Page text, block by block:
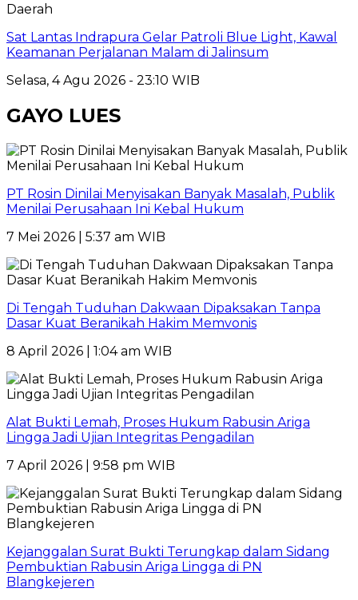
Daerah
Sat Lantas Indrapura Gelar Patroli Blue Light, Kawal
Keamanan Perjalanan Malam di Jalinsum
Selasa, 4 Agu 2026 - 23:10 WIB
GAYO LUES
PT Rosin Dinilai Menyisakan Banyak Masalah, Publik
Menilai Perusahaan Ini Kebal Hukum
7 Mei 2026 | 5:37 am WIB
Di Tengah Tuduhan Dakwaan Dipaksakan Tanpa
Dasar Kuat Beranikah Hakim Memvonis
8 April 2026 | 1:04 am WIB
Alat Bukti Lemah, Proses Hukum Rabusin Ariga
Lingga Jadi Ujian Integritas Pengadilan
7 April 2026 | 9:58 pm WIB
Kejanggalan Surat Bukti Terungkap dalam Sidang
Pembuktian Rabusin Ariga Lingga di PN
Blangkejeren